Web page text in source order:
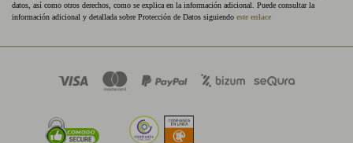
datos, así como otros derechos, como se explica en la información adicional. Puede consultar la
información adicional y detallada sobre Protección de Datos siguiendo este enlace